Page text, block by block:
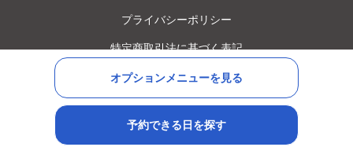
オプションメニューを見る
予約できる日を探す
プライバシーポリシー
特定商取引法に基づく表記
Copyright © 2012-2025 freee K.K.